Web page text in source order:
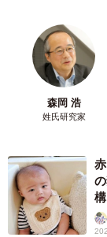
サンというキャ
んの演技があっ
森岡 浩
姓氏研究家